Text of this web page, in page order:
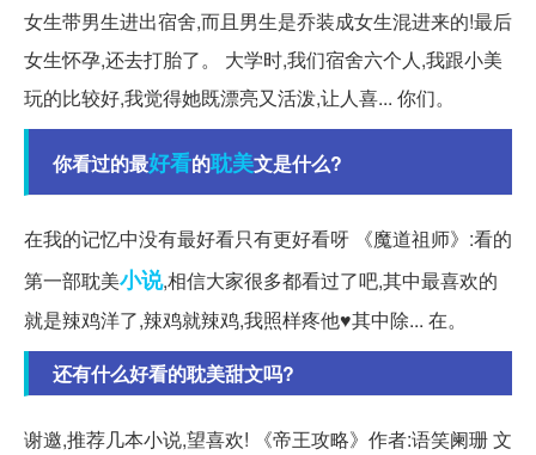
女生带男生进出宿舍,而且男生是乔装成女生混进来的!最后
女生怀孕,还去打胎了。 大学时,我们宿舍六个人,我跟小美
玩的比较好,我觉得她既漂亮又活泼,让人喜... 你们。
你看过的最好看的耽美文是什么?
在我的记忆中没有最好看只有更好看呀 《魔道祖师》:看的
第一部耽美小说,相信大家很多都看过了吧,其中最喜欢的
就是辣鸡洋了,辣鸡就辣鸡,我照样疼他♥其中除... 在。
还有什么好看的耽美甜文吗?
谢邀,推荐几本小说,望喜欢! 《帝王攻略》作者:语笑阑珊 文